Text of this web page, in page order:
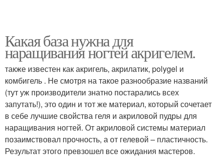
Какая база нужна для
наращивания ногтей акригелем.
также известен как акригель, акрилатик, polygel и
комбигель . Не смотря на такое разнообразие названий
(тут уж производители знатно постарались всех
запутать!), это один и тот же материал, который сочетает
в себе лучшие свойства геля и акриловой пудры для
наращивания ногтей. От акриловой системы материал
позаимствовал прочность, а от гелевой – пластичность.
Результат этого превзошел все ожидания мастеров.